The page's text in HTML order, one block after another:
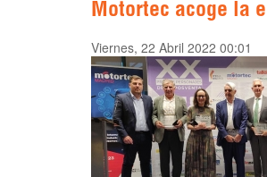
Motortec acoge la
Viernes, 22 Abril 2022 00:01